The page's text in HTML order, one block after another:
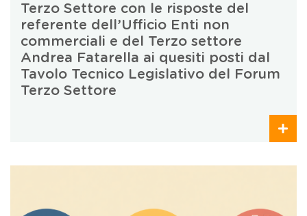
Terzo Settore con le risposte del
referente dell’Ufficio Enti non
commerciali e del Terzo settore
Andrea Fatarella ai quesiti posti dal
Tavolo Tecnico Legislativo del Forum
Terzo Settore